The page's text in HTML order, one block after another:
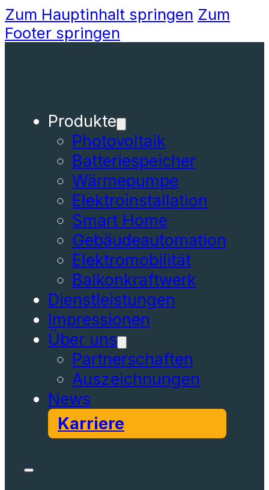
Zum Hauptinhalt springen Zum
Footer springen
Produkte
Photovoltaik
Batteriespeicher
Wärmepumpe
Elektroinstallation
Smart Home
Gebäudeautomation
Elektromobilität
Balkonkraftwerk
Dienstleistungen
Impressionen
Über uns
Partnerschaften
Auszeichnungen
News
Karriere